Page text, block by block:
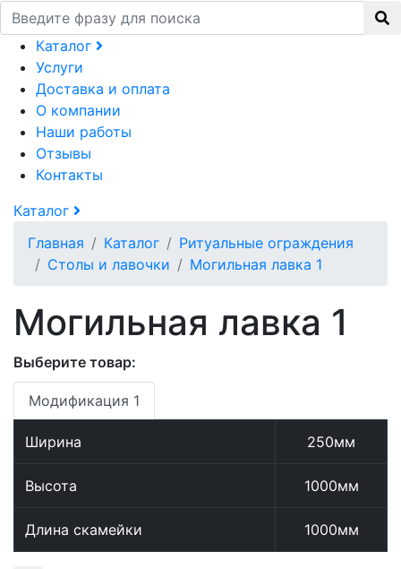
Каталог
Услуги
Доставка и оплата
О компании
Наши работы
Отзывы
Контакты
Каталог
Главная
Каталог
Ритуальные ограждения
Столы и лавочки
Могильная лавка 1
Могильная лавка 1
Выберите товар:
Модификация 1
Ширина 250мм
Высота 1000мм
Длина скамейки 1000мм